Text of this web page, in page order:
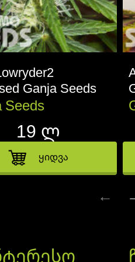
Ganja Seeds
Seeds
19 ლ
ყიდვა
←